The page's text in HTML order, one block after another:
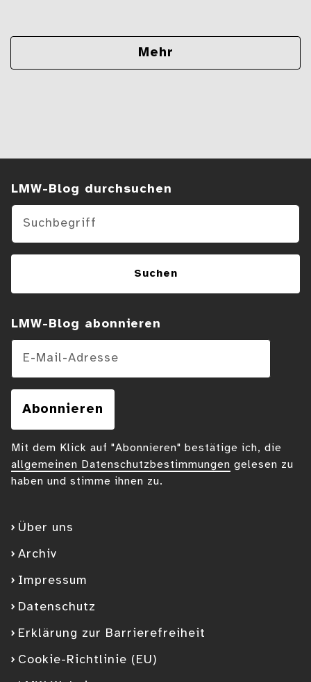
Mehr
Über uns
Archiv
Impressum
Datenschutz
Erklärung zur Barrierefreiheit
Cookie-Richtlinie (EU)
LMW-Blog abonnieren
Mit dem Klick auf "Abonnieren" bestätige ich, die
allgemeinen Datenschutzbestimmungen gelesen zu
haben und stimme ihnen zu.
E-Mail-Adresse
Abonnieren
Suchen im Blog
LMW-Blog durchsuchen
Suchen